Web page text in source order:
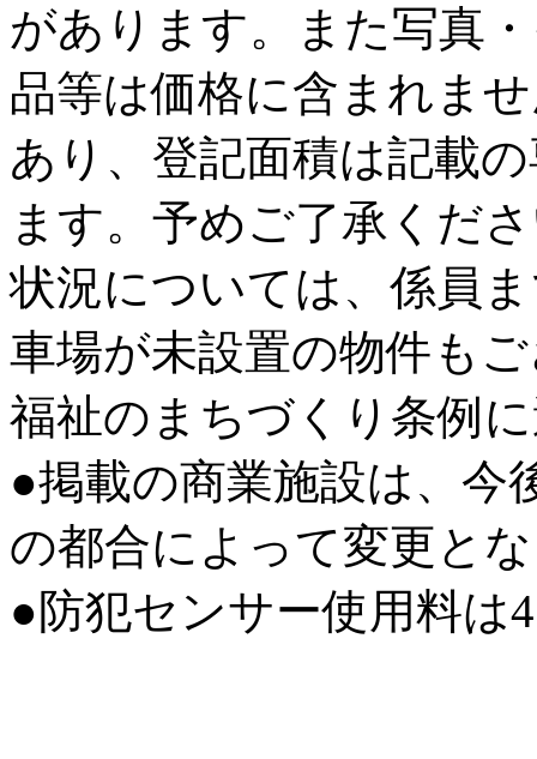
があります。また写真
品等は価格に含まれま
あり、登記面積は記載
ます。予めご了承くだ
状況については、係員
車場が未設置の物件も
福祉のまちづくり条例
●掲載の商業施設は、今
の都合によって変更と
●防犯センサー使用料は